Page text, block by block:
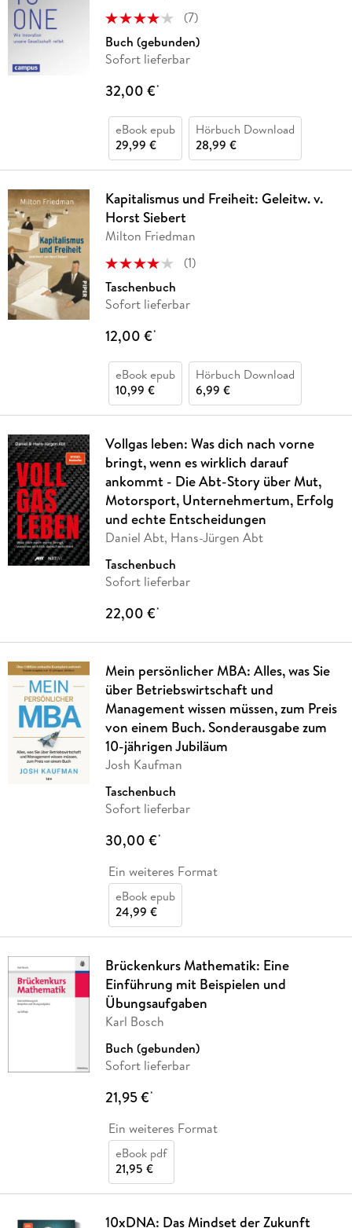
(7)
Buch (gebunden)
Sofort lieferbar
32,00 €*
eBook epub
29,99 €
Hörbuch Download
28,99 €
Kapitalismus und Freiheit: Geleitw. v.
Horst Siebert
Milton Friedman
(1)
Taschenbuch
Sofort lieferbar
12,00 €*
eBook epub
10,99 €
Hörbuch Download
6,99 €
Vollgas leben: Was dich nach vorne
bringt, wenn es wirklich darauf
ankommt - Die Abt-Story über Mut,
Motorsport, Unternehmertum, Erfolg
und echte Entscheidungen
Daniel Abt, Hans-Jürgen Abt
Taschenbuch
Sofort lieferbar
22,00 €*
Mein persönlicher MBA: Alles, was Sie
über Betriebswirtschaft und
Management wissen müssen, zum Preis
von einem Buch. Sonderausgabe zum
10-jährigen Jubiläum
Josh Kaufman
Taschenbuch
Sofort lieferbar
30,00 €*
Ein weiteres Format
eBook epub
24,99 €
Brückenkurs Mathematik: Eine
Einführung mit Beispielen und
Übungsaufgaben
Karl Bosch
Buch (gebunden)
Sofort lieferbar
21,95 €*
Ein weiteres Format
eBook pdf
21,95 €
10xDNA: Das Mindset der Zukunft